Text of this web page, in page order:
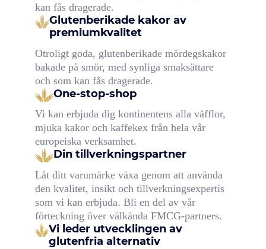
kan fås dragerade.
Glutenberikade kakor av
premiumkvalitet
Otroligt goda, glutenberikade mördegskakor
bakade på smör, med synliga smaksättare
och som kan fås dragerade.
One-stop-shop
Vi kan erbjuda dig kontinentens alla våfflor,
mjuka kakor och kaffekex från hela vår
europeiska verksamhet.
Din tillverkningspartner
Låt ditt varumärke växa genom att använda
den kvalitet, insikt och tillverkningsexpertis
som vi kan erbjuda. Bli en del av vår
förteckning över välkända FMCG-partners.
Vi leder utvecklingen av
glutenfria alternativ